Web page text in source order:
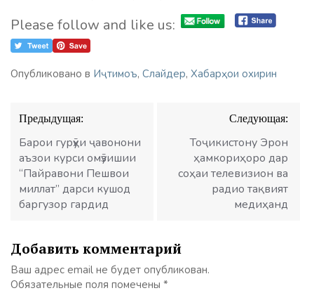
Please follow and like us:
Опубликовано в Иҷтимоъ, Слайдер, Хабарҳои охирин
Навигация
по
записям
Предыдущая:
Барои гурӯҳи ҷавонони
аъзои курси омӯзишии
“Пайравони Пешвои
миллат” дарси кушод
баргузор гардид
Следующая:
Тоҷикистону Эрон
ҳамкориҳоро дар
соҳаи телевизион ва
радио тақвият
медиҳанд
Добавить комментарий
Ваш адрес email не будет опубликован.
Обязательные поля помечены *